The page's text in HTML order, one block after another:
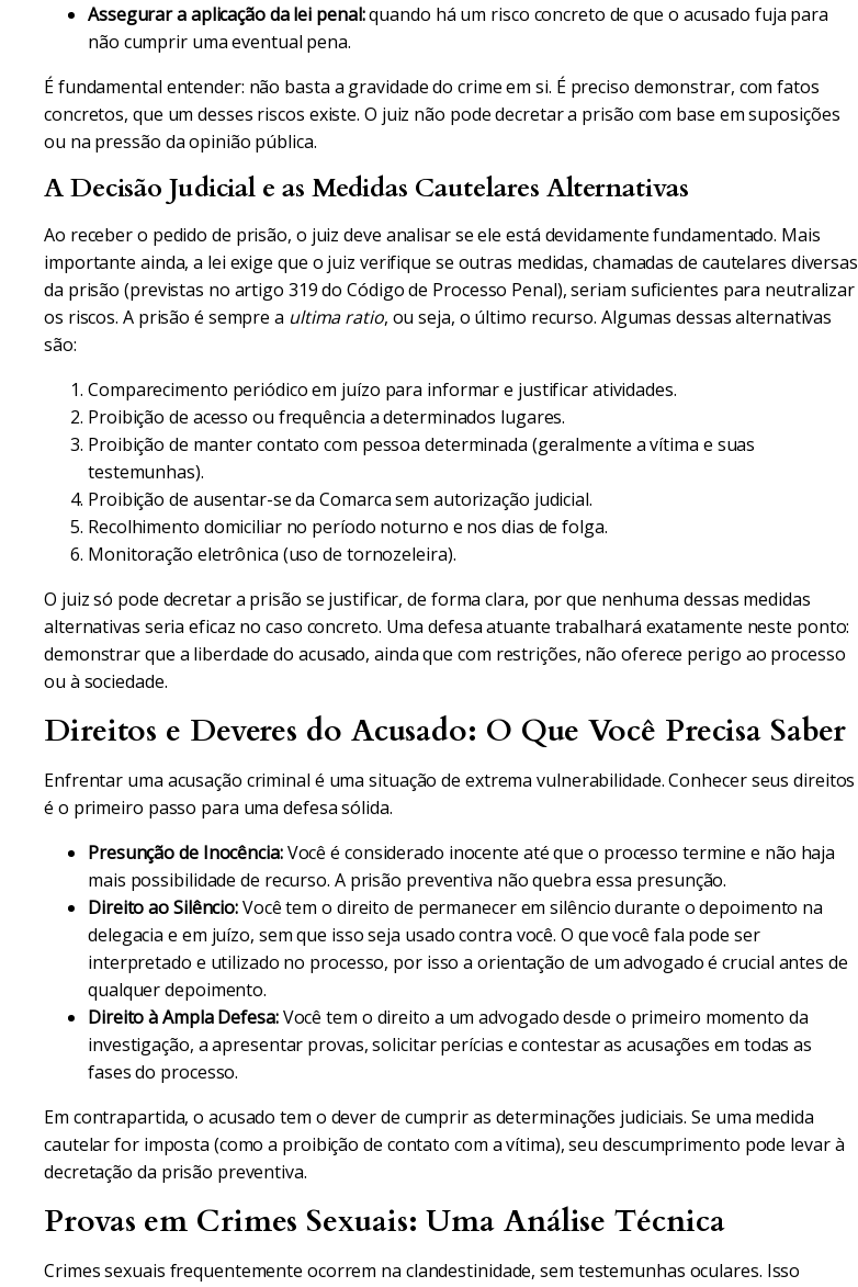
Assegurar a aplicação da lei penal:quando há um risco concreto de que o acusado fuja para
não cumprir uma eventual pena.
É fundamental entender: não basta a gravidade do crime em si. É preciso demonstrar, com fatos
concretos, que um desses riscos existe. O juiz não pode decretar a prisão com base em suposições
ou na pressão da opinião pública.
A Decisão Judicial e as Medidas Cautelares Alternativas
Ao receber o pedido de prisão, o juiz deve analisar se ele está devidamente fundamentado. Mais
importante ainda, a lei exige que o juiz verifique se outras medidas, chamadas de cautelares diversas
da prisão (previstas no artigo 319 do Código de Processo Penal), seriam suficientes para neutralizar
os riscos. A prisão é sempre a ultima ratio, ou seja, o último recurso. Algumas dessas alternativas
são:
Comparecimento periódico em juízo para informar e justificar atividades.
Proibição de acesso ou frequência a determinados lugares.
Proibição de manter contato com pessoa determinada (geralmente a vítima e suas
testemunhas).
Proibição de ausentar-se da Comarca sem autorização judicial.
Recolhimento domiciliar no período noturno e nos dias de folga.
Monitoração eletrônica (uso de tornozeleira).
O juiz só pode decretar a prisão se justificar, de forma clara, por que nenhuma dessas medidas
alternativas seria eficaz no caso concreto. Uma defesa atuante trabalhará exatamente neste ponto:
demonstrar que a liberdade do acusado, ainda que com restrições, não oferece perigo ao processo
ou à sociedade.
Direitos e Deveres do Acusado: O Que Você Precisa Saber
Enfrentar uma acusação criminal é uma situação de extrema vulnerabilidade. Conhecer seus direitos
é o primeiro passo para uma defesa sólida.
Presunção de Inocência:Você é considerado inocente até que o processo termine e não haja
mais possibilidade de recurso. A prisão preventiva não quebra essa presunção.
Direito ao Silêncio:Você tem o direito de permanecer em silêncio durante o depoimento na
delegacia e em juízo, sem que isso seja usado contra você. O que você fala pode ser
interpretado e utilizado no processo, por isso a orientação de um advogado é crucial antes de
qualquer depoimento.
Direito à Ampla Defesa:Você tem o direito a um advogado desde o primeiro momento da
investigação, a apresentar provas, solicitar perícias e contestar as acusações em todas as
fases do processo.
Em contrapartida, o acusado tem o dever de cumprir as determinações judiciais. Se uma medida
cautelar for imposta (como a proibição de contato com a vítima), seu descumprimento pode levar à
decretação da prisão preventiva.
Provas em Crimes Sexuais: Uma Análise Técnica
Crimes sexuais frequentemente ocorrem na clandestinidade, sem testemunhas oculares. Isso